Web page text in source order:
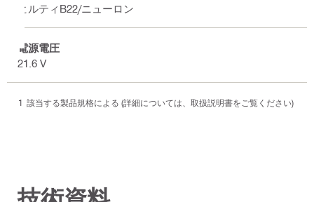
ヒルティB22/ニューロン
電源電圧
21.6 V
該当する製品規格による (詳細については、取扱説明書をご覧ください)